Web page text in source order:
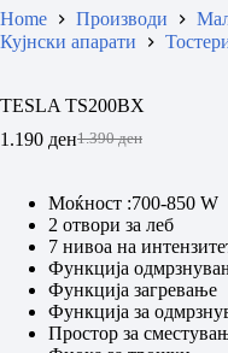
Home Производи
Кујнски апарати
TESLA TS200BX
1.390ден
Original
was:
1.390 ден.
1.190 денCurrent
is:
1.190 ден.
Моќност :700-850 W
2 отвори за леб
7 нивоа на
Функција
Функција загревање
Функција за
Простор за